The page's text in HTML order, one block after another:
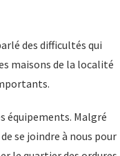
des difficultés qui
maisons de la localité
équipements. Malgré
se joindre à nous pour